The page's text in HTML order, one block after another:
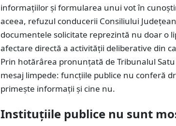
informațiilor și formularea unui vot în
aceea, refuzul conducerii Consiliului
documentele solicitate reprezintă nu doar o
afectare directă a activității deliberative din
Prin hotărârea pronunțată de Tribunalul
mesaj limpede: funcțiile publice nu conferă
primește informații și cine nu.
Instituțiile publice nu sunt